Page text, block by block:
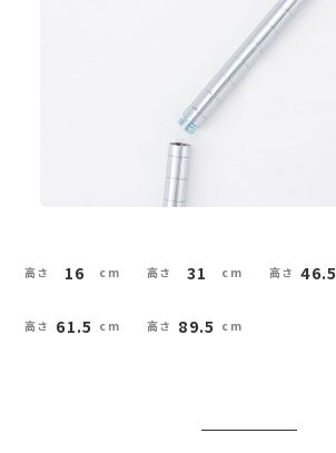
16 31 46.5
61.5 89.5